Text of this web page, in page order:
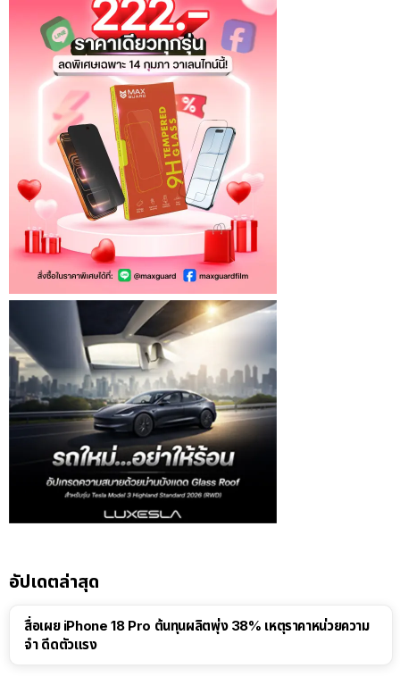
อัปเดตล่าสุด
สื่อเผย iPhone 18 Pro ต้นทุนผลิตพุ่ง 38% เหตุราคาหน่วยความ
จำ ดีดตัวแรง